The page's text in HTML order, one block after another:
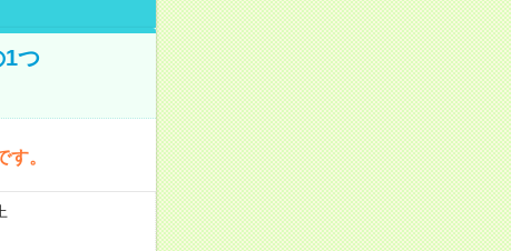
1つ
。